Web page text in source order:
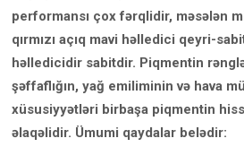
performansı çox fərqlidir, məsələn
qırmızı açıq mavi həlledici qeyri-
həlledicidir sabitdir. Piqmentin
şəffaflığın, yağ emiliminin və hava
xüsusiyyətləri birbaşa piqmentin
əlaqəlidir. Ümumi qaydalar belədir: